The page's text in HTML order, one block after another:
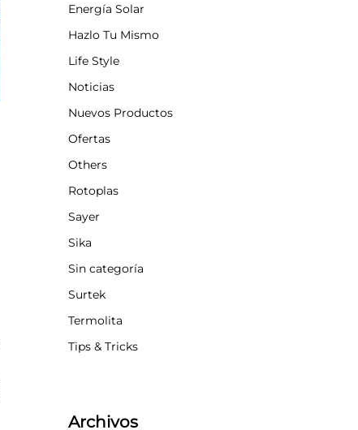
Energía Solar
Hazlo Tu Mismo
Life Style
Noticias
Nuevos Productos
Ofertas
Others
Rotoplas
Sayer
Sika
Sin categoría
Surtek
Termolita
Tips & Tricks
Archivos